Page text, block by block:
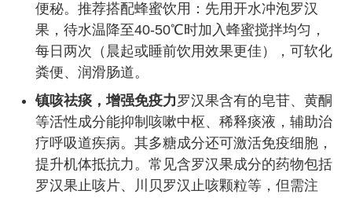
便秘。推荐搭配蜂蜜饮用：先用开水冲泡罗汉
果，待水温降至40-50℃时加入蜂蜜搅拌均匀，
每日两次（晨起或睡前饮用效果更佳），可软化
粪便、润滑肠道。
镇咳祛痰，增强免疫力罗汉果含有的皂苷、黄酮
等活性成分能抑制咳嗽中枢、稀释痰液，辅助治
疗呼吸道疾病。其多糖成分还可激活免疫细胞，
提升机体抵抗力。常见含罗汉果成分的药物包括
罗汉果止咳片、川贝罗汉止咳颗粒等，但需注